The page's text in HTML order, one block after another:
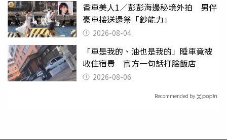
香車美人1／彭彭海邊秘境外拍 男伴
豪車接送還祭「鈔能力」
2026-08-04
「車是我的、油也是我的」睡車竟被
收住宿費 官方一句話打臉飯店
2026-08-06
Recommended by